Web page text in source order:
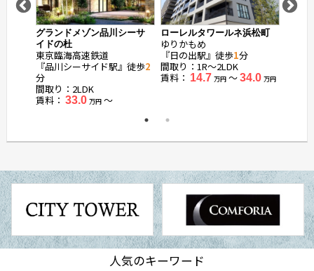
グランドメゾン品川シーサ
イドの杜
東京臨海高速鉄道
『品川シーサイド駅』徒歩2
分
間取り：2LDK
賃料： 33.0 万円 〜
ローレルタワールネ浜松町
ゆりかもめ
『日の出駅』徒歩1分
間取り：1R〜2LDK
賃料： 14.7 万円 〜 34.0 万円
人気のキーワード